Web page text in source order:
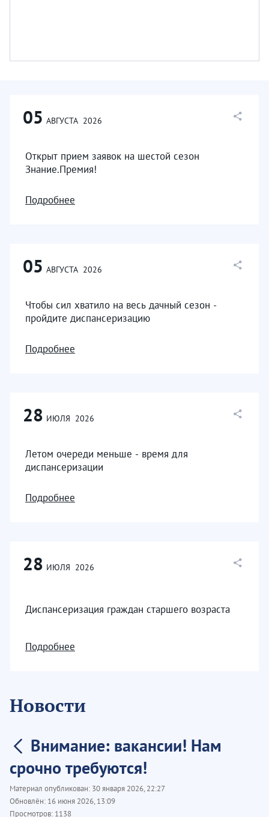
05 АВГУСТА 2026
Открыт прием заявок на шестой сезон
Знание.Премия!
Подробнее
05 АВГУСТА 2026
Чтобы сил хватило на весь дачный сезон -
пройдите диспансеризацию
Подробнее
28 ИЮЛЯ 2026
Летом очереди меньше - время для
диспансеризации
Подробнее
28 ИЮЛЯ 2026
Диспансеризация граждан старшего возраста
Подробнее
Новости
Внимание: вакансии! Нам
срочно требуются!
Материал опубликован: 30 января 2026, 22:27
Обновлён: 16 июня 2026, 13:09
Просмотров: 1138